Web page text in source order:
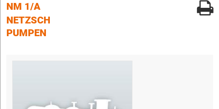
NM 1/A
NETZSCH
PUMPEN